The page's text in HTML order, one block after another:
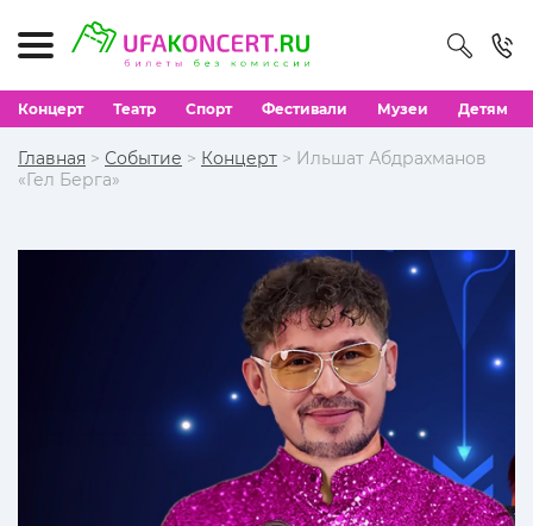
Концерт Театр Спорт Фестивали Музеи Детям
Главная > Событие > Концерт > Ильшат Абдрахманов
«Гел Берга»